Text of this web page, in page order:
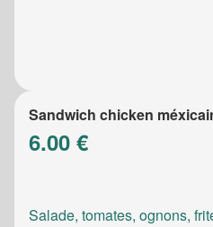
Sandwich chicken
6.00 €
Salade, tomates, ognons,